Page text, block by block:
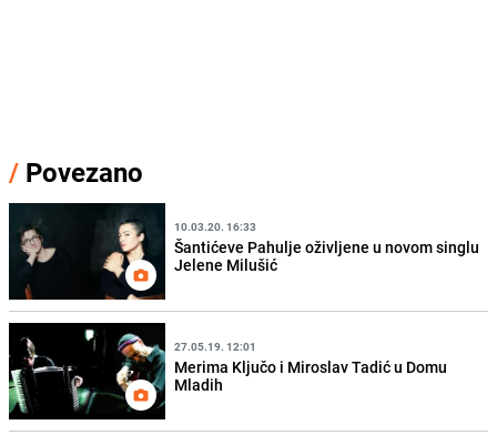
/ Povezano
10.03.20. 16:33
Šantićeve Pahulje oživljene u novom singlu
Jelene Milušić
27.05.19. 12:01
Merima Ključo i Miroslav Tadić u Domu
Mladih